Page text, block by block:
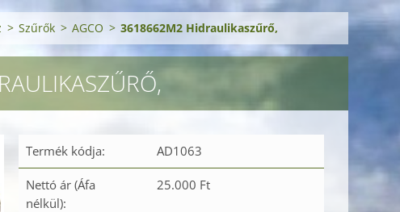
> Szűrők > AGCO > 3618662M2 Hidraulikaszűrő,
Termék kódja: AD1063
Nettó ár (Áfa
nélkül):
25.000 Ft